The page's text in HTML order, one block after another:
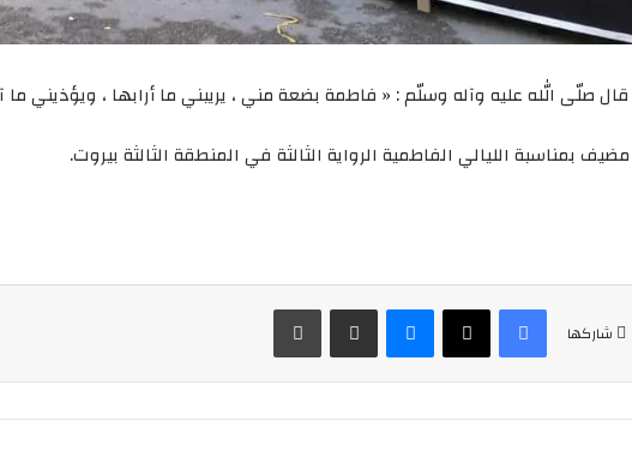
قال صلّى‌ الله‌ عليه‌ وآله‌ وسلّم : « فاطمة بضعة مني ، يريبني ما أرابها ، ويؤذيني ما
مضيف بمناسبة الليالي الفاطمية الرواية الثالثة في المنطقة الثالثة بيروت.
شاركها
فيسبوك
‫X ماسنجر مشاركة عبر البريد طباعة